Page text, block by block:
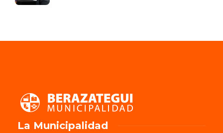
La Municipalidad